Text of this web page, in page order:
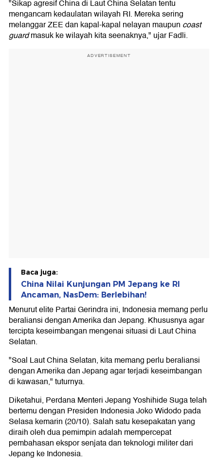
"Sikap agresif China di Laut China Selatan tentu
mengancam kedaulatan wilayah RI. Mereka sering
melanggar ZEE dan kapal-kapal nelayan maupun coast
guardmasuk ke wilayah kita seenaknya," ujar Fadli.
ADVERTISEMENT
Baca juga:
China Nilai Kunjungan PM Jepang ke RI
Ancaman, NasDem: Berlebihan!
Menurut elite Partai Gerindra ini, Indonesia memang perlu
beraliansi dengan Amerika dan Jepang. Khususnya agar
tercipta keseimbangan mengenai situasi di Laut China
Selatan.
"Soal Laut China Selatan, kita memang perlu beraliansi
dengan Amerika dan Jepang agar terjadi keseimbangan
di kawasan," tuturnya.
Diketahui, Perdana Menteri Jepang Yoshihide Suga telah
bertemu dengan Presiden Indonesia Joko Widodo pada
Selasa kemarin (20/10). Salah satu kesepakatan yang
diraih oleh dua pemimpin adalah mempercepat
pembahasan ekspor senjata dan teknologi militer dari
Jepang ke Indonesia.